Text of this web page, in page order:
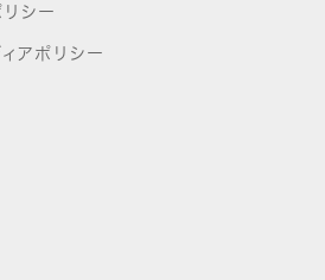
シー
アポリシー